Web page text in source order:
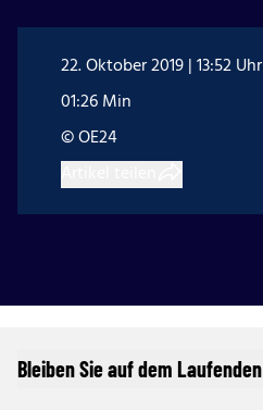
22. Oktober 2019 | 13:52 Uhr
01:26 Min
© OE24
Bleiben Sie auf dem Laufenden